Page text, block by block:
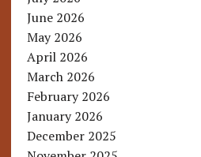
June 2026
May 2026
April 2026
March 2026
February 2026
January 2026
December 2025